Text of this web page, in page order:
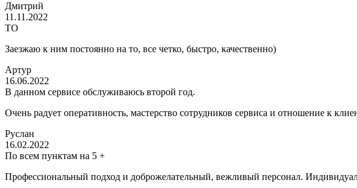
Дмитрий
11.11.2022
ТО
Заезжаю к ним постоянно на то, все четко, быстро, качественно)
Артур
16.06.2022
В данном сервисе обслуживаюсь второй год.
Очень радует оперативность, мастерство сотрудников сервиса и отношение к
Руслан
16.02.2022
По всем пунктам на 5 +
Профессиональный подход и доброжелательный, вежливый персонал.